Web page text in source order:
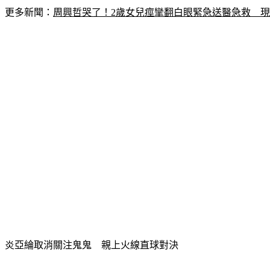
更多新聞： 周興哲哭了！2歲女兒痙攣翻白眼緊急送醫急救　
炎亞綸取消關注鬼鬼　親上火線直球對決